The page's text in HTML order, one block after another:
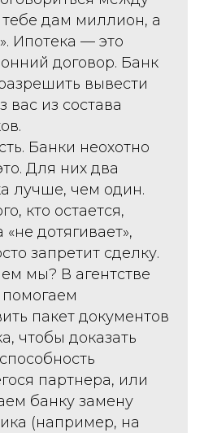
тебе дам миллион, а
Ипотека — это
договор. Банк
вывести
вас из состава
Банки неохотно
Для них два
лучше, чем один.
кто остается,
«не дотягивает»,
запретит сделку.
мы? В агентстве
пакет документов
чтобы доказать
партнера, или
банку замену
(например, на